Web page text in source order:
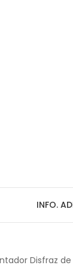
INFO.
Disfraz